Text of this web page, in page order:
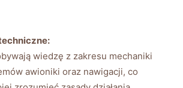
wiedzę z zakresu mechaniki
awioniki oraz nawigacji, co